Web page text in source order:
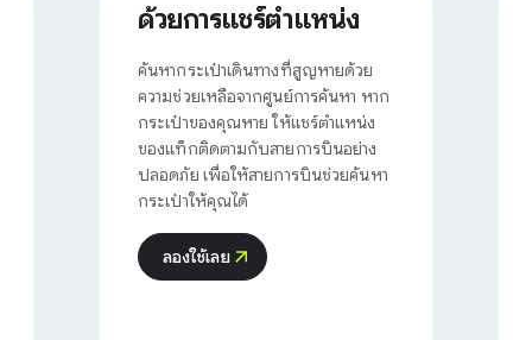
ด้วยการแชร์ตำแหน่ง
ค้นหากระเป๋าเดินทางที่สูญหายด้วย
ความช่วยเหลือจากศูนย์การค้นหา หาก
กระเป๋าของคุณหาย ให้แชร์ตำแหน่ง
ของแท็กติดตามกับสายการบินอย่าง
ปลอดภัย เพื่อให้สายการบินช่วยค้นหา
กระเป๋าให้คุณได้
ลองใช้เลย